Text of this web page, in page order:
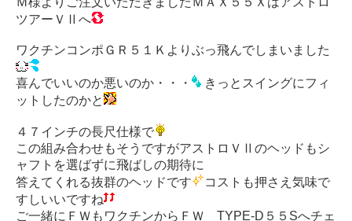
ツアーＶⅡへ
ワクチンコンポＧＲ５１Ｋよりぶっ飛んでしまいました
喜んでいいのか悪いのか・・・
きっとスイングにフィ
ットしたのかと
４７インチの長尺仕様で
この組み合わせもそうですがアストロＶⅡのヘッドもシ
ャフトを選ばずに飛ばしの期待に
答えてくれる抜群のヘッドです
コストも押さえ気味で
すしいいですね
ご一緒にＦＷもワクチンからＦＷ TYPE-D５５Sへチェ